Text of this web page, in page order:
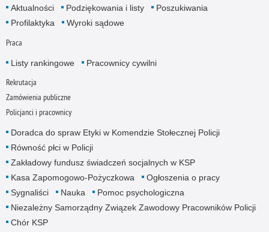
Aktualności Podziękowania i listy
Poszukiwania
Profilaktyka
Wyroki sądowe
Praca
Listy rankingowe Pracownicy cywilni
Rekrutacja
Zamówienia publiczne
Policjanci i pracownicy
Doradca do spraw Etyki w Komendzie Stołecznej Policji
Równość płci w Policji
Zakładowy fundusz świadczeń socjalnych w KSP
Kasa Zapomogowo-Pożyczkowa
Ogłoszenia o pracy
Sygnaliści
Nauka
Pomoc psychologiczna
Niezależny Samorządny Związek Zawodowy Pracowników Policji
Chór KSP